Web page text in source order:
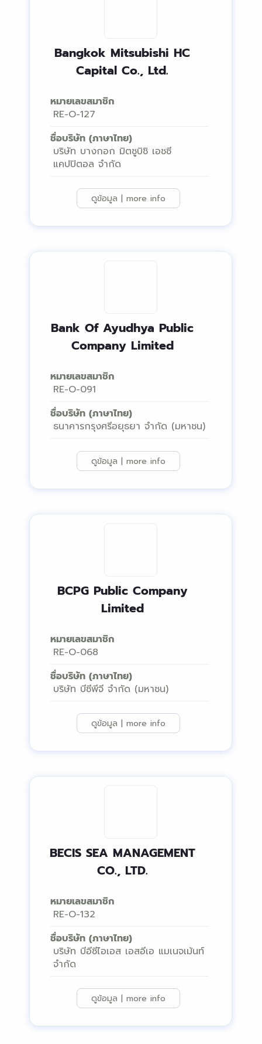
Bangkok Mitsubishi HC
Capital Co., Ltd.
หมายเลขสมาชิก
RE-O-127
ชื่อบริษัท (ภาษาไทย)
บริษัท บางกอก มิตซูบิชิ เอชซี
แคปปิตอล จำกัด
ดูข้อมูล | more info
Bank Of Ayudhya Public
Company Limited
หมายเลขสมาชิก
RE-O-091
ชื่อบริษัท (ภาษาไทย)
ธนาคารกรุงศรีอยุธยา จำกัด (มหาชน)
ดูข้อมูล | more info
BCPG Public Company
Limited
หมายเลขสมาชิก
RE-O-068
ชื่อบริษัท (ภาษาไทย)
บริษัท บีซีพีจี จำกัด (มหาชน)
ดูข้อมูล | more info
BECIS SEA MANAGEMENT
CO., LTD.
หมายเลขสมาชิก
RE-O-132
ชื่อบริษัท (ภาษาไทย)
บริษัท บีอีซีไอเอส เอสอีเอ แมเนจเม้นท์
จำกัด
ดูข้อมูล | more info